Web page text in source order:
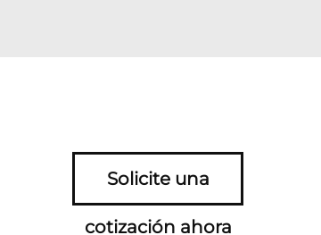
Solicite una
cotización ahora